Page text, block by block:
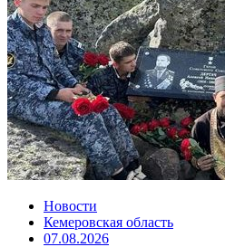
Новости
Кемеровская область
07.08.2026